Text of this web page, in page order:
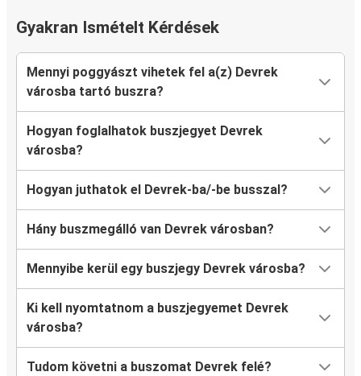
Gyakran Ismételt Kérdések
Mennyi poggyászt vihetek fel a(z) Devrek
városba tartó buszra?
Hogyan foglalhatok buszjegyet Devrek
városba?
Hogyan juthatok el Devrek-ba/-be busszal?
Hány buszmegálló van Devrek városban?
Mennyibe kerül egy buszjegy Devrek városba?
Ki kell nyomtatnom a buszjegyemet Devrek
városba?
Tudom követni a buszomat Devrek felé?